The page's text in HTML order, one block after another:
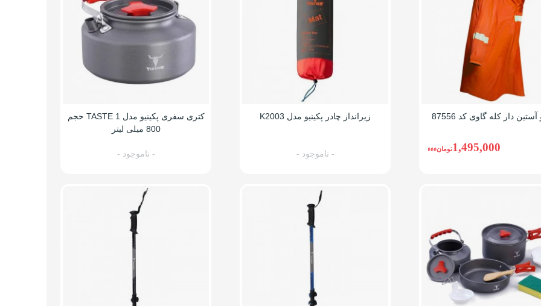
آستین دار کله گاوی کد 87556
1,495,000تومانءءء
زیرانداز چادر پکینیو مدل K2003
- ناموجود -
کتری سفری پکینیو مدل TASTE 1 حجم
800 میلی لیتر
- ناموجود -